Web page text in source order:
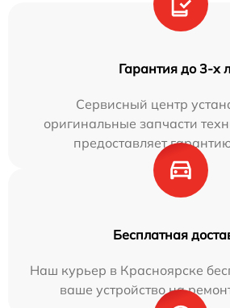
Гарантия до 3-х
Сервисный центр
оригинальные запчасти
предоставляет
Бесплатная
Наш курьер в Красноярске
ваше устройство на